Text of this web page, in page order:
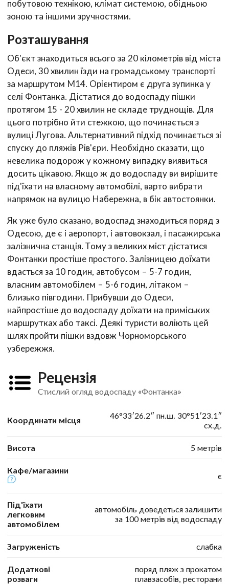
побутовою технікою, клімат системою, обідньою
зоною та іншими зручностями.
Розташування
Об'єкт знаходиться всього за 20 кілометрів від міста
Одеси, 30 хвилин їзди на громадському транспорті
за маршрутом М14. Орієнтиром є друга зупинка у
селі Фонтанка. Дістатися до водоспаду пішки
протягом 15 - 20 хвилин не складе труднощів. Для
цього потрібно йти стежкою, що починається з
вулиці Лугова. Альтернативний підхід починається зі
спуску до пляжів Рів'єри. Необхідно сказати, що
невелика подорож у кожному випадку виявиться
досить цікавою. Якщо ж до водоспаду ви вирішите
під'їхати на власному автомобілі, варто вибрати
напрямок на вулицю Набережна, в бік автостоянки.
Як уже було сказано, водоспад знаходиться поряд з
Одесою, де є і аеропорт, і автовокзал, і пасажирська
залізнична станція. Тому з великих міст дістатися
Фонтанки простіше простого. Залізницею доїхати
вдасться за 10 годин, автобусом – 5-7 годин,
власним автомобілем – 5-6 годин, літаком –
близько півгодини. Прибувши до Одеси,
найпростіше до водоспаду доїхати на приміських
маршрутках або таксі. Деякі туристи воліють цей
шлях пройти пішки вздовж Чорноморського
узбережжя.
Рецензія
Стислий огляд водоспаду «Фонтанка»
Координати місця
46°33′26.2″ пн.ш. 30°51′23.1″
сх.д.
Висота 5 метрів
Кафе/магазини
є
Під'їхати
легковим
автомобілем
автомобіль доведеться залишити
за 100 метрів від водоспаду
Загруженість слабка
Додаткові
розваги
поряд пляж з прокатом
плавзасобів, ресторани